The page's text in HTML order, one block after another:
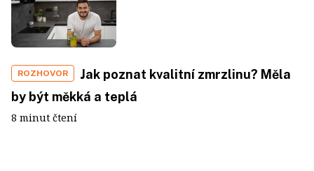
ROZHOVOR
Jak poznat kvalitní zmrzlinu? Měla
by být měkká a teplá
8 minut čtení